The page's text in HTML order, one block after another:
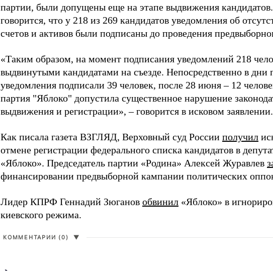
партии, были допущены еще на этапе выдвижения
говорится, что у 218 из 269 кандидатов уведомления об
счетов и активов были подписаны до проведения
«Таким образом, на момент подписания уведомлений 218
выдвинутыми кандидатами на съезде. Непосредственно в дни
уведомления подписали 39 человек, после 28 июня – 12
партия "Яблоко" допустила существенное нарушение
выдвижения и регистрации», – говорится в исковом заявлении.
Как писала газета ВЗГЛЯД, Верховный суд России получил
отмене регистрации федерального списка кандидатов в
«Яблоко». Председатель партии «Родина» Алексей Журавлев
финансировании предвыборной кампании политических
Лидер КПРФ Геннадий Зюганов обвинил «Яблоко» в
киевского режима.
КОММЕНТАРИИ (0) ▼